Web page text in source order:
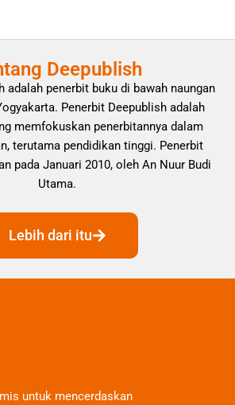
Deepublish
adalah penerbit buku di bawah naungan
Penerbit Deepublish adalah
memfokuskan penerbitannya dalam
terutama pendidikan tinggi. Penerbit
pada Januari 2010, oleh An Nuur Budi
Utama.
Lebih dari itu
untuk mencerdaskan